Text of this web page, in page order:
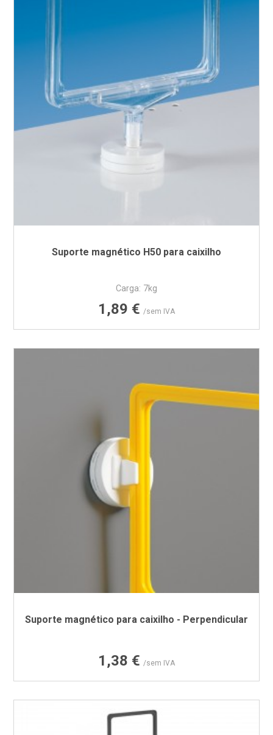
Suporte magnético H50 para caixilho
Carga: 7kg
Preço
1,89 € /sem IVA
Suporte magnético para caixilho - Perpendicular
Preço
1,38 € /sem IVA